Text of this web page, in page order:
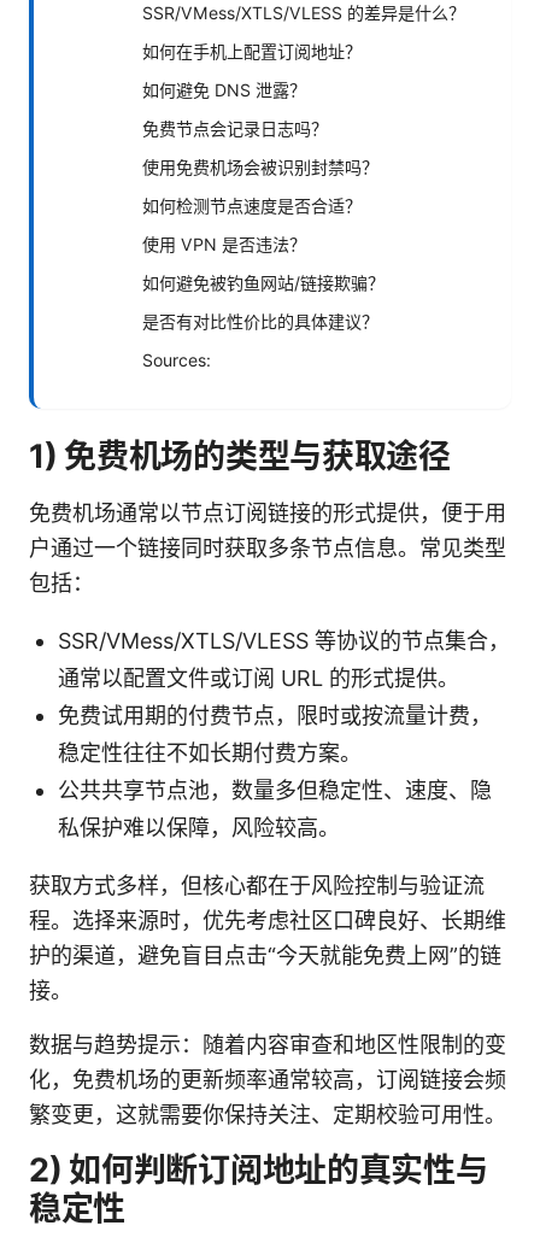
SSR/VMess/XTLS/VLESS 的差异是什么？
如何在手机上配置订阅地址？
如何避免 DNS 泄露？
免费节点会记录日志吗？
使用免费机场会被识别封禁吗？
如何检测节点速度是否合适？
使用 VPN 是否违法？
如何避免被钓鱼网站/链接欺骗？
是否有对比性价比的具体建议？
Sources:
1) 免费机场的类型与获取途径
免费机场通常以节点订阅链接的形式提供，便于用
户通过一个链接同时获取多条节点信息。常见类型
包括：
SSR/VMess/XTLS/VLESS 等协议的节点集合，
通常以配置文件或订阅 URL 的形式提供。
免费试用期的付费节点，限时或按流量计费，
稳定性往往不如长期付费方案。
公共共享节点池，数量多但稳定性、速度、隐
私保护难以保障，风险较高。
获取方式多样，但核心都在于风险控制与验证流
程。选择来源时，优先考虑社区口碑良好、长期维
护的渠道，避免盲目点击“今天就能免费上网”的链
接。
数据与趋势提示：随着内容审查和地区性限制的变
化，免费机场的更新频率通常较高，订阅链接会频
繁变更，这就需要你保持关注、定期校验可用性。
2) 如何判断订阅地址的真实性与
稳定性